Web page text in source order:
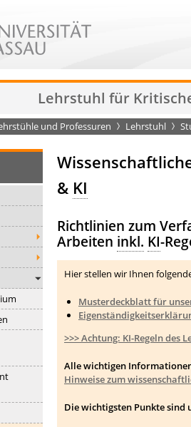
Lehrstuhl für
und Professuren Lehrstuhl
& KI
Richtlinien zum
Arbeiten inkl. KI-
Hier stellen wir Ihnen
Musterdeckblatt für
>>> Achtung: KI-Regeln des
Alle wichtigen
Hinweise zum
Die wichtigsten Punkte sind